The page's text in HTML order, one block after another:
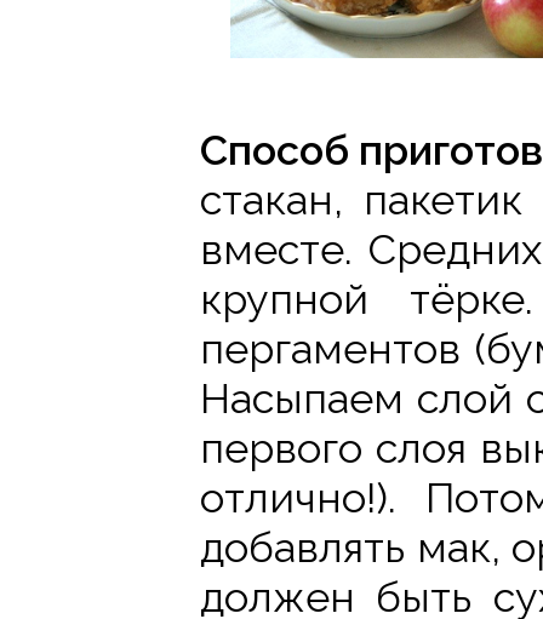
Способ
стакан,
вместе.
крупной
пергаментов
Насыпаем слой
первого слоя
отлично!).
добавлять мак,
должен быть